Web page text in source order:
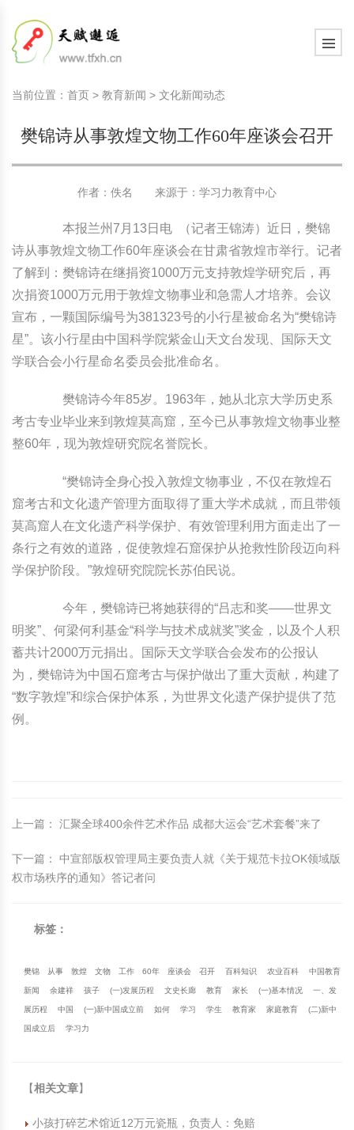
国内教育动态
国际教育动态
文化新闻动态
天赋教育知识
天赋教育研究
天赋教育课程
学习心智
学习动力
学习习惯
学习力教育基础知识
学习力教育专家余建祥专题
现代家庭教育知识
现代家庭文化建设
家庭教育顶层设计
教育观察室
教育思考
教育研究
教育百科
教育名家
中国传统文化
诗词歌赋赏析
文史长廊
国内教育动态
国际教育动态
文化新闻动态
天赋教育知识
天赋教育研究
天赋教育课程
学习心智
学习动力
学习习惯
学习力教育基础知识
学习力教育专家余建祥专题
现代家庭教育知识
现代家庭文化建设
家庭教育顶层设计
教育观察室
教育思考
教育研究
教育百科
教育名家
中国传统文化
诗词歌赋赏析
文史长廊
当前位置： 首页 > 教育新闻 > 文化新闻动态
樊锦诗从事敦煌文物工作60年座谈会召开
作者：佚名 来源于： 学习力教育中心
本报兰州7月13日电 （记者王锦涛）近日，樊锦
诗从事敦煌文物工作60年座谈会在甘肃省敦煌市举行。记者
了解到：樊锦诗在继捐资1000万元支持敦煌学研究后，再
次捐资1000万元用于敦煌文物事业和急需人才培养。会议
宣布，一颗国际编号为381323号的小行星被命名为“樊锦诗
星”。该小行星由中国科学院紫金山天文台发现、国际天文
学联合会小行星命名委员会批准命名。
樊锦诗今年85岁。1963年，她从北京大学历史系
考古专业毕业来到敦煌莫高窟，至今已从事敦煌文物事业整
整60年，现为敦煌研究院名誉院长。
“樊锦诗全身心投入敦煌文物事业，不仅在敦煌石
窟考古和文化遗产管理方面取得了重大学术成就，而且带领
莫高窟人在文化遗产科学保护、有效管理利用方面走出了一
条行之有效的道路，促使敦煌石窟保护从抢救性阶段迈向科
学保护阶段。”敦煌研究院院长苏伯民说。
今年，樊锦诗已将她获得的“吕志和奖——世界文
明奖”、何梁何利基金“科学与技术成就奖”奖金，以及个人积
蓄共计2000万元捐出。国际天文学联合会发布的公报认
为，樊锦诗为中国石窟考古与保护做出了重大贡献，构建了
“数字敦煌”和综合保护体系，为世界文化遗产保护提供了范
例。
上一篇 ： 汇聚全球400余件艺术作品 成都大运会“艺术套餐”来了
下一篇 ： 中宣部版权管理局主要负责人就《关于规范卡拉OK领域版
权市场秩序的通知》答记者问
标签：
樊锦 从事 敦煌 文物 工作 60年 座谈会 召开 百科知识 农业百科 中国教育
新闻 余建祥 孩子 (一)发展历程 文史长廊 教育 家长 (一)基本情况 一、发
展历程 中国 (一)新中国成立前 如何 学习 学生 教育家 家庭教育 (二)新中
国成立后 学习力
【相关文章】
小孩打碎艺术馆近12万元瓷瓶，负责人：免赔